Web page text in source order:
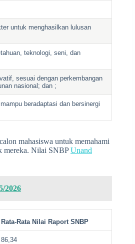
untuk menghasilkan lulusan
teknologi, seni, dan
sesuai dengan perkembangan
nasional; dan ;
beradaptasi dan bersinergi
mahasiswa untuk memahami
mereka. Nilai SNBPUnand
2026
Rata-Rata Nilai Raport SNBP
86,34